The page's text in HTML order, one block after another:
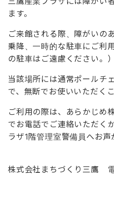
ます。
ご来館される際、障がいの
乗降、一時的な駐車にご利
の駐車はご遠慮ください。）
当該場所には通常ポールチ
で、無断でお使いいただく
ご利用の際は、あらかじめ
でお電話でご連絡いただく
ラザ1階管理室警備員へお声
株式会社まちづくり三